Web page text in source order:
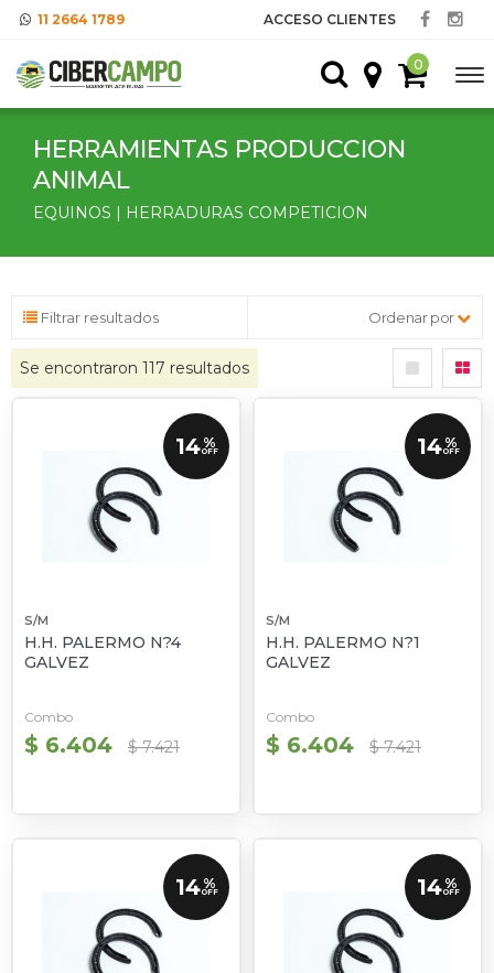
11 2664 1789 ACCESO CLIENTES
0
HERRAMIENTAS PRODUCCION
ANIMAL
EQUINOS | HERRADURAS COMPETICION
Filtrar resultados Ordenar por
Se encontraron 117 resultados
14 %
OFF
S/M
H.H. PALERMO N?4
GALVEZ
Combo
$ 6.404 $ 7.421
14 %
OFF
S/M
H.H. PALERMO N?1
GALVEZ
Combo
$ 6.404 $ 7.421
14 %
OFF 14 %
OFF